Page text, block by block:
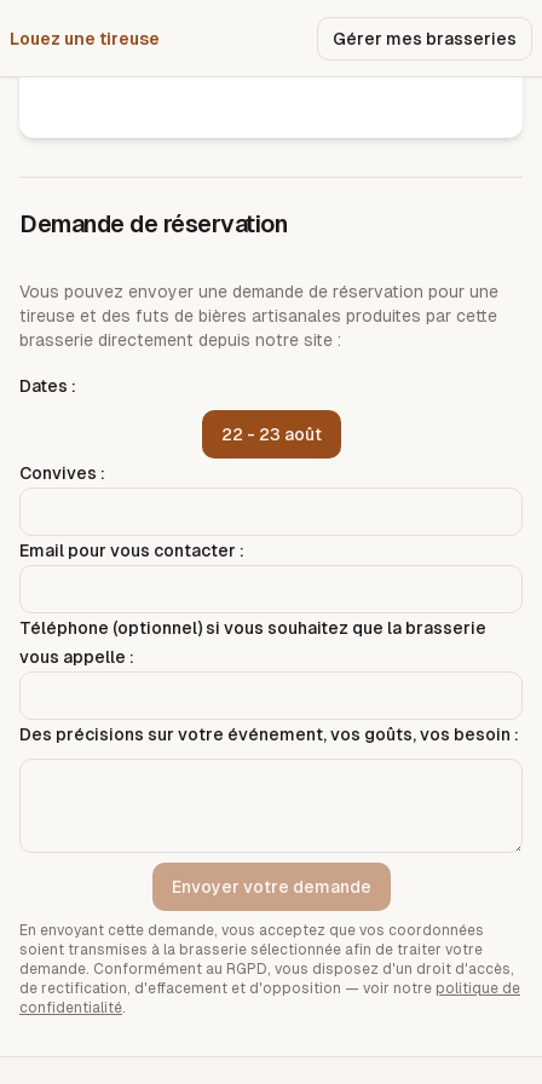
Louez une tireuse Gérer mes brasseries
Brasserie bières et tentations
Demande de réservation
Vous pouvez envoyer une demande de réservation pour une
tireuse et des futs de bières artisanales produites par cette
brasserie directement depuis notre site :
Dates :
22 - 23 août
Convives :
Email pour vous contacter :
Téléphone (optionnel) si vous souhaitez que la brasserie
vous appelle :
Des précisions sur votre événement, vos goûts, vos besoin :
Envoyer votre demande
En envoyant cette demande, vous acceptez que vos coordonnées
soient transmises à la brasserie sélectionnée afin de traiter votre
demande. Conformément au RGPD, vous disposez d'un droit d'accès,
de rectification, d'effacement et d'opposition — voir notre politique de
confidentialité.